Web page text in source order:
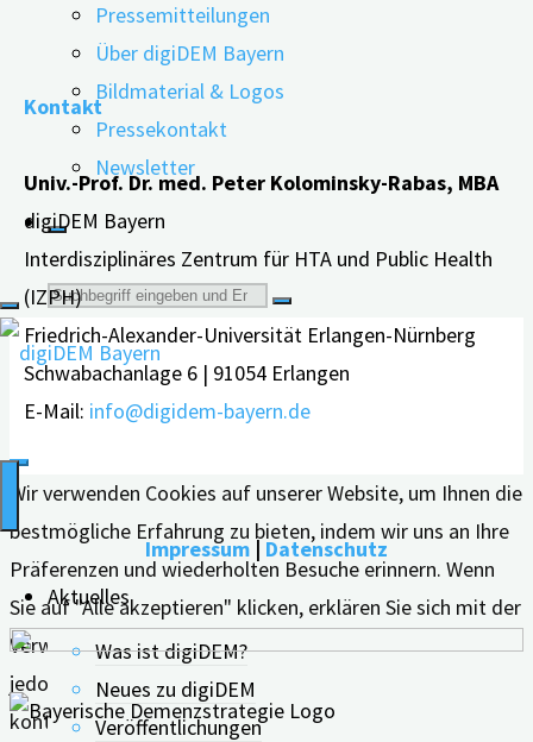
Pressemitteilungen
Über digiDEM Bayern
Bildmaterial & Logos
Pressekontakt
Newsletter
Suche
nach:
Aktuelles
Was ist digiDEM?
Neues zu digiDEM
Veröffentlichungen
weiterlesen
"Webinar:
Ergotherapie
Demenz
–
mit
Dr.
Sebastian
Voigt-
Radloff"
Kontakt
Univ.-Prof. Dr. med. Peter Kolominsky-Rabas, MBA
digiDEM Bayern
Interdisziplinäres Zentrum für HTA und Public Health
(IZPH)
Friedrich-Alexander-Universität Erlangen-Nürnberg
Schwabachanlage 6 | 91054 Erlangen
E-Mail: info@digidem-bayern.de
Impressum | Datenschutz
Wir verwenden Cookies auf unserer Website, um Ihnen die
bestmögliche Erfahrung zu bieten, indem wir uns an Ihre
Präferenzen und wiederholten Besuche erinnern. Wenn
Sie auf "Alle akzeptieren" klicken, erklären Sie sich mit der
Verwendung ALLER Cookies einverstanden. Sie können
jedoch die "Cookie-Einstellungen" besuchen, um eine
kontrollierte Zustimmung zu erteilen.